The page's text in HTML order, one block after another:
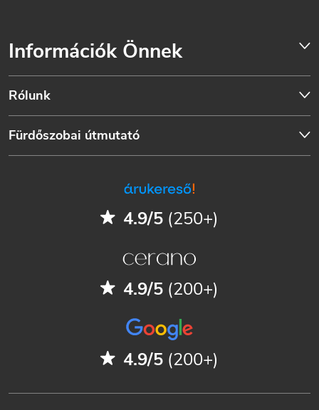
Információk Önnek
Rólunk
Fürdőszobai útmutató
4.9/5 (250+)
4.9/5 (200+)
4.9/5 (200+)